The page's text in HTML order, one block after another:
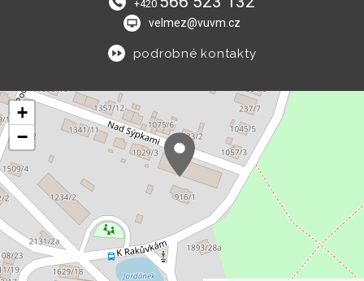
+420
velmez@vuvm.cz
podrobné kontakty
+
−